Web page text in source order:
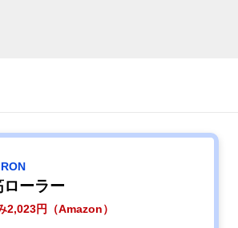
ローラー
2,023円（Amazon）